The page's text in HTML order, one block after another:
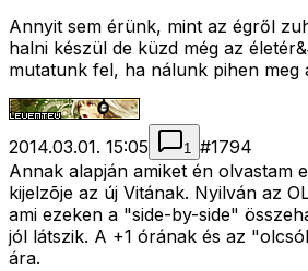
Annyit sem érünk, mint az égről
halni készül de küzd még az
mutatunk fel, ha nálunk pihen meg
2014.03.01. 15:05 1 #1794
Annak alapján amiket én olvastam
kijelzõje az új Vitának. Nyilván az
ami ezeken a "side-by-side"
jól látszik. A +1 órának és az
ára.